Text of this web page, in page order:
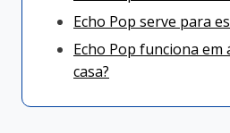
Echo Pop serve para
Echo Pop funciona em
casa?